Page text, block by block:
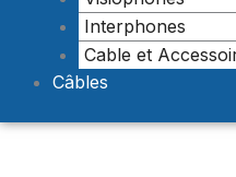
Interphones
Cable et
Câbles